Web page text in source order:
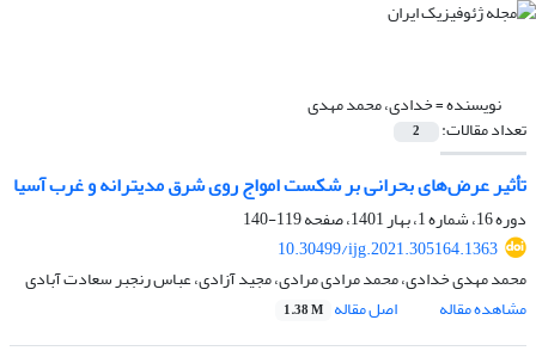
نویسنده =خدادی، محمد مهدی
تعداد مقالات: 2
تأثیر عرض‌های بحرانی بر شکست امواج روی شرق مدیترانه و غرب آسیا
دوره 16، شماره 1، بهار 1401، صفحه
119-140
10.30499/ijg.2021.305164.1363
محمد مهدی خدادی، محمد مرادی مرادی، مجید آزادی، عباس رنجبر سعادت آبادی
مشاهده مقاله
اصل مقاله 1.38 M